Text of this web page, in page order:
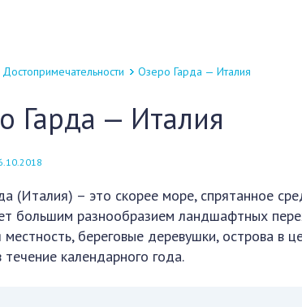
Достопримечательности Озеро Гарда — Италия
Гарда — Италия
(Италия) – это скорее море, спрятанное
большим разнообразием ландшафтных
береговые деревушки, острова в
течение календарного года.